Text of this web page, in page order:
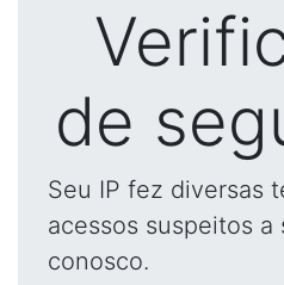
de
Seu IP fez diversas
acessos suspeitos a
conosco.